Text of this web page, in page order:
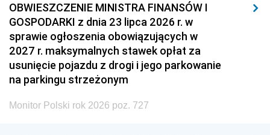
OBWIESZCZENIE MINISTRA FINANSÓW I
GOSPODARKI z dnia 23 lipca 2026 r. w
sprawie ogłoszenia obowiązujących w
2027 r. maksymalnych stawek opłat za
usunięcie pojazdu z drogi i jego parkowanie
na parkingu strzeżonym
Monitor Polski rok 2026 poz. 727